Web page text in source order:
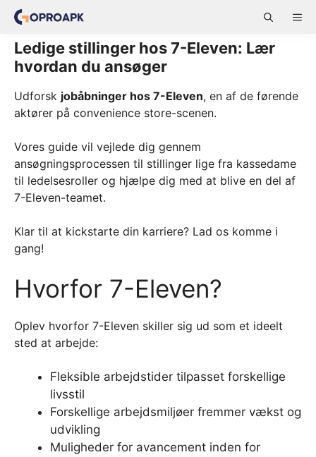
Skip
content
Ledige stillinger hos 7-Eleven: Lær
hvordan du ansøger
Udforsk jobåbninger hos 7-Eleven, en af de førende
aktører på convenience store-scenen.
Vores guide vil vejlede dig gennem
ansøgningsprocessen til stillinger lige fra kassedame
til ledelsesroller og hjælpe dig med at blive en del af
7-Eleven-teamet.
Klar til at kickstarte din karriere? Lad os komme i
gang!
Hvorfor 7-Eleven?
Oplev hvorfor 7-Eleven skiller sig ud som et ideelt
sted at arbejde:
Fleksible arbejdstider tilpasset forskellige
livsstil
Forskellige arbejdsmiljøer fremmer vækst og
udvikling
Muligheder for avancement inden for